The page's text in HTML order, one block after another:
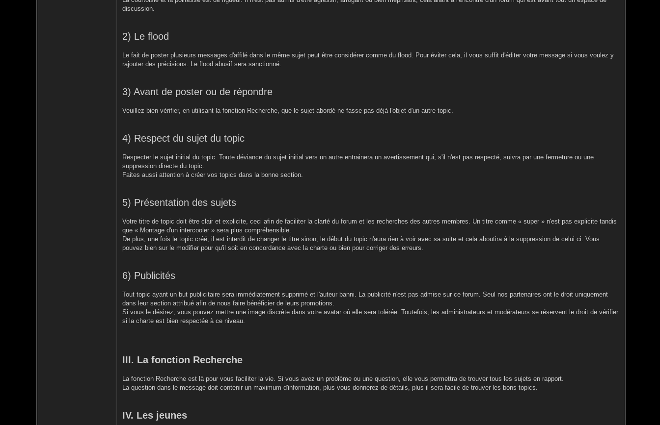
discussion.
2) Le flood
Le fait de poster plusieurs messages d'affilé dans le même sujet peut être considérer comme du flood. Pour éviter cela, il vous suffit d'éditer votre message si vous voulez y
rajouter des précisions. Le flood abusif sera sanctionné.
3) Avant de poster ou de répondre
Veuillez bien vérifier, en utilisant la fonction Recherche, que le sujet abordé ne fasse pas déjà l'objet d'un autre topic.
4) Respect du sujet du topic
Respecter le sujet initial du topic. Toute déviance du sujet initial vers un autre entrainera un avertissement qui, s'il n'est pas respecté, suivra par une fermeture ou une
suppression directe du topic.
Faites aussi attention à créer vos topics dans la bonne section.
5) Présentation des sujets
Votre titre de topic doit être clair et explicite, ceci afin de faciliter la clarté du forum et les recherches des autres membres. Un titre comme « super » n'est pas explicite tandis
que « Montage d'un intercooler » sera plus compréhensible.
De plus, une fois le topic créé, il est interdit de changer le titre sinon, le début du topic n'aura rien à voir avec sa suite et cela aboutira à la suppression de celui ci. Vous
pouvez bien sur le modifier pour qu'il soit en concordance avec la charte ou bien pour corriger des erreurs.
6) Publicités
Tout topic ayant un but publicitaire sera immédiatement supprimé et l'auteur banni. La publicité n'est pas admise sur ce forum. Seul nos partenaires ont le droit uniquement
dans leur section attribué afin de nous faire bénéficier de leurs promotions.
Si vous le désirez, vous pouvez mettre une image discrète dans votre avatar où elle sera tolérée. Toutefois, les administrateurs et modérateurs se réservent le droit de vérifier
si la charte est bien respectée à ce niveau.
III. La fonction Recherche
La fonction Recherche est là pour vous faciliter la vie. Si vous avez un problème ou une question, elle vous permettra de trouver tous les sujets en rapport.
La question dans le message doit contenir un maximum d'information, plus vous donnerez de détails, plus il sera facile de trouver les bons topics.
IV. Les jeunes